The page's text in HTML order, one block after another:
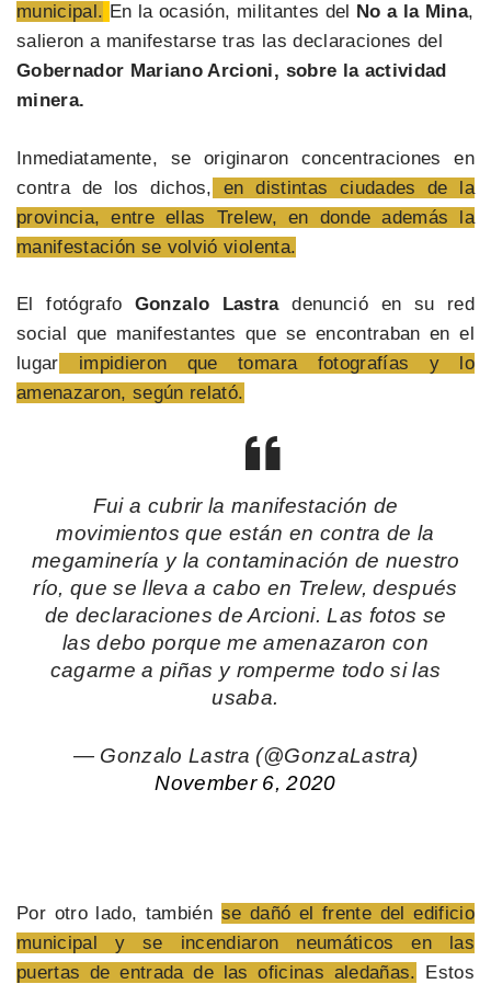
municipal. En la ocasión, militantes del No a la Mina,
salieron a manifestarse tras las declaraciones del
Gobernador Mariano Arcioni, sobre la actividad
minera.
Inmediatamente, se originaron concentraciones en
contra de los dichos, en distintas ciudades de la
provincia, entre ellas Trelew, en donde además la
manifestación se volvió violenta.
El fotógrafo Gonzalo Lastradenunció en su red
social que manifestantes que se encontraban en el
lugar impidieron que tomara fotografías y lo
amenazaron, según relató.
Fui a cubrir la manifestación de
movimientos que están en contra de la
megaminería y la contaminación de nuestro
río, que se lleva a cabo en Trelew, después
de declaraciones de Arcioni. Las fotos se
las debo porque me amenazaron con
cagarme a piñas y romperme todo si las
usaba.
— Gonzalo Lastra (@GonzaLastra)
November 6, 2020
Por otro lado, también se dañó el frente del edificio
municipal y se incendiaron neumáticos en las
puertas de entrada de las oficinas aledañas. Estos